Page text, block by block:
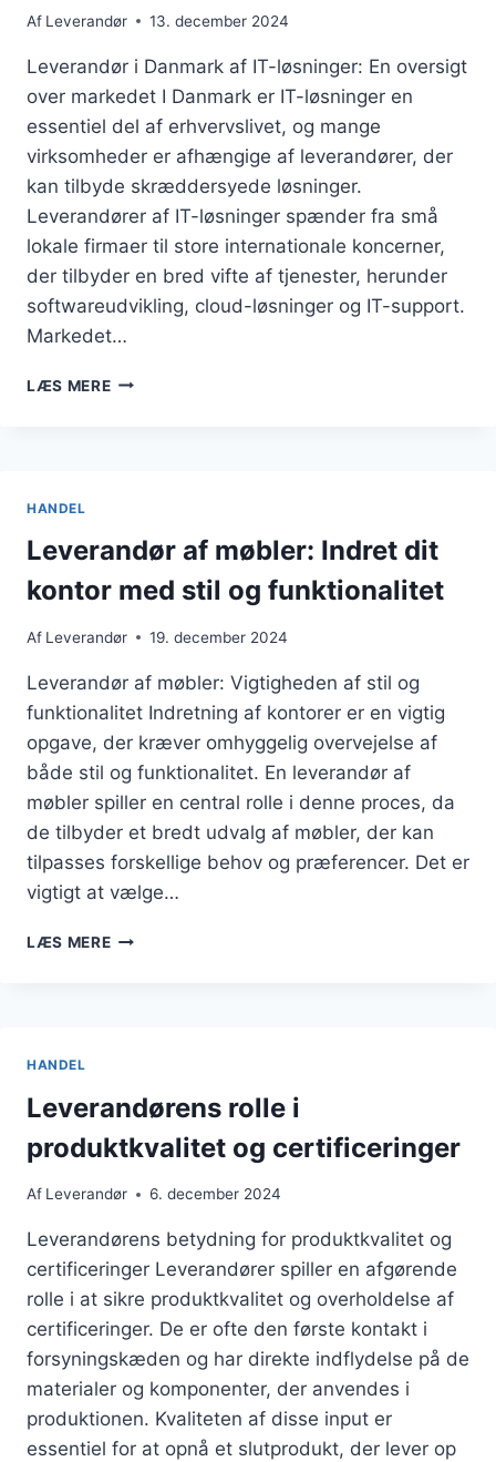
Af Leverandør 13. december 2024
Leverandør i Danmark af IT-løsninger: En oversigt
over markedet I Danmark er IT-løsninger en
essentiel del af erhvervslivet, og mange
virksomheder er afhængige af leverandører, der
kan tilbyde skræddersyede løsninger.
Leverandører af IT-løsninger spænder fra små
lokale firmaer til store internationale koncerner,
der tilbyder en bred vifte af tjenester, herunder
softwareudvikling, cloud-løsninger og IT-support.
Markedet…
LÆS MERELEVERANDØR
HANDEL
Leverandør af møbler: Indret dit
kontor med stil og funktionalitet
Af Leverandør 19. december 2024
Leverandør af møbler: Vigtigheden af stil og
funktionalitet Indretning af kontorer er en vigtig
opgave, der kræver omhyggelig overvejelse af
både stil og funktionalitet. En leverandør af
møbler spiller en central rolle i denne proces, da
de tilbyder et bredt udvalg af møbler, der kan
tilpasses forskellige behov og præferencer. Det er
vigtigt at vælge…
LÆS MERELEVERANDØR
STIL
OG
FUNKTIONALITET
HANDEL
Leverandørens rolle i
produktkvalitet og certificeringer
Af Leverandør 6. december 2024
Leverandørens betydning for produktkvalitet og
certificeringer Leverandører spiller en afgørende
rolle i at sikre produktkvalitet og overholdelse af
certificeringer. De er ofte den første kontakt i
forsyningskæden og har direkte indflydelse på de
materialer og komponenter, der anvendes i
produktionen. Kvaliteten af disse input er
essentiel for at opnå et slutprodukt, der lever op